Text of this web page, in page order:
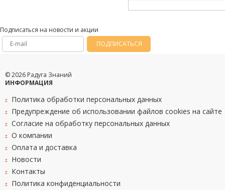
Подписаться на новости и акции
ПОДПИСАТЬСЯ
© 2026 Радуга Знаний
ИНФОРМАЦИЯ
Политика обработки персональных данных
Предупреждение об использовании файлов cookies на сайте
Согласие на обработку персональных данных
О компании
Оплата и доставка
Новости
Контакты
Политика конфиденциальности